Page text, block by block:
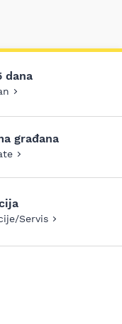
dana
građana
Servis